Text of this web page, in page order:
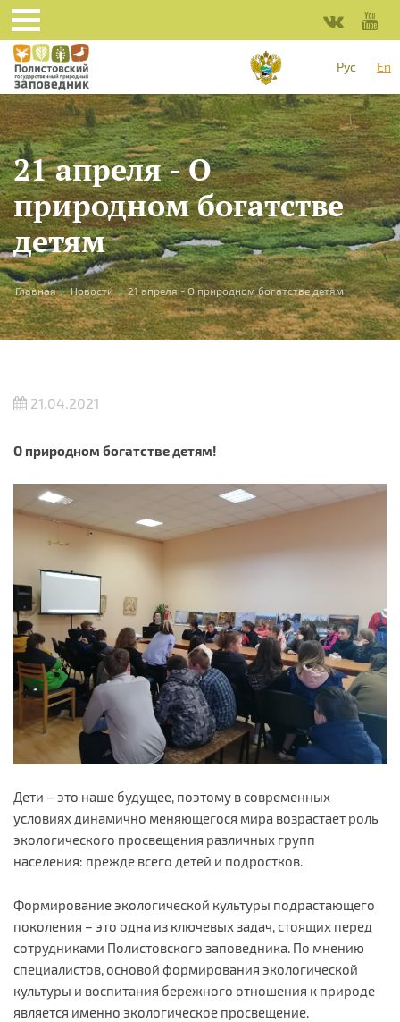
Skip to main content
Рус
En
21 апреля - О
природном богатстве
детям
You are here
Главная » Новости » 21 апреля - О природном богатстве детям
21.04.2021
О природном богатстве детям!
Дети – это наше будущее, поэтому в современных
условиях динамично меняющегося мира возрастает роль
экологического просвещения различных групп
населения: прежде всего детей и подростков.
Формирование экологической культуры подрастающего
поколения – это одна из ключевых задач, стоящих перед
сотрудниками Полистовского заповедника. По мнению
специалистов, основой формирования экологической
культуры и воспитания бережного отношения к природе
является именно экологическое просвещение.